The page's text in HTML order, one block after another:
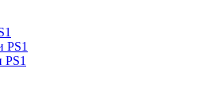
PS1
PS1